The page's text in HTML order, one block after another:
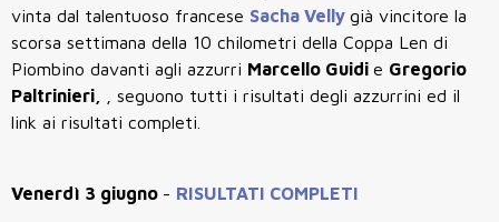
vinta dal talentuoso francese Sacha Velly già vincitore la
scorsa settimana della 10 chilometri della Coppa Len di
Piombino davanti agli azzurri Marcello Guidi e Gregorio
Paltrinieri,
, seguono tutti i risultati degli azzurrini ed il
link ai risultati completi.
Venerdì 3 giugno - RISULTATI COMPLETI